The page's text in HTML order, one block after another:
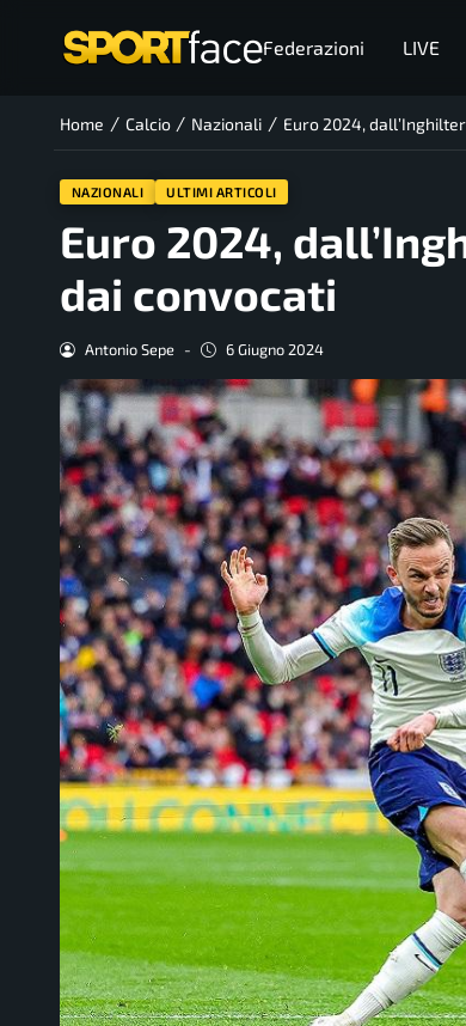
Federazioni LIVE
Home / Calcio / Nazionali / Euro 2024,
NAZIONALI ULTIMI ARTICOLI
Euro 2024,
dai convocati
Antonio Sepe - 6 Giugno 2024